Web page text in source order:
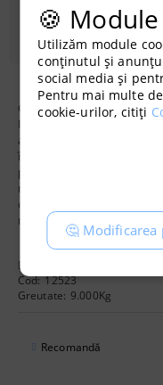
Generatorul de CO 2crește
Face posibilă furnizarea
atunci când este necesar,
întotdeauna nivelul dorit.
plantele vor deveni mai
repede. Generatorul de CO
ci prin aprindere electrică,
mic de gaz.
Producător:
Cod: 12523
Greutate: 9.000Kg
Recomandă
🍪
Utilizăm module
conținutul și
social media și
Pentru mai multe
cookie-urilor, citiți
🤔